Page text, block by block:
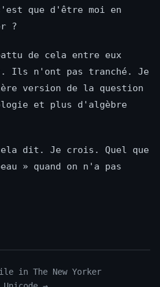
que d'être moi en
?
de cela entre eux
Ils n'ont pas tranché. Je
version de la question
et plus d'algèbre
dit. Je crois. Quel que
» quand on n'a pas
in The New Yorker